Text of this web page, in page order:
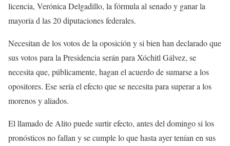
licencia, Verónica Delgadillo, la fórmula al senado y ganar la
mayoría d las 20 diputaciones federales.
Necesitan de los votos de la oposición y si bien han declarado que
sus votos para la Presidencia serán para Xóchitl Gálvez, se
necesita que, públicamente, hagan el acuerdo de sumarse a los
opositores. Ese sería el efecto que se necesita para superar a los
morenos y aliados.
El llamado de Alito puede surtir efecto, antes del domingo si los
pronósticos no fallan y se cumple lo que hasta ayer tenían en sus